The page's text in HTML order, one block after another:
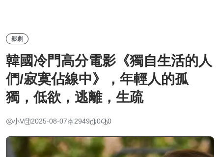
影劇
韓國冷門高分電影《獨自生活的人
們/寂寞佔線中》，年輕人的孤
獨，低欲，逃離，生疏
小V 2025-08-07 2949 0 0